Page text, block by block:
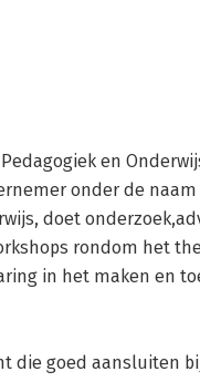
en
onder de
doet
rondom het
in het maken en
die goed aansluiten